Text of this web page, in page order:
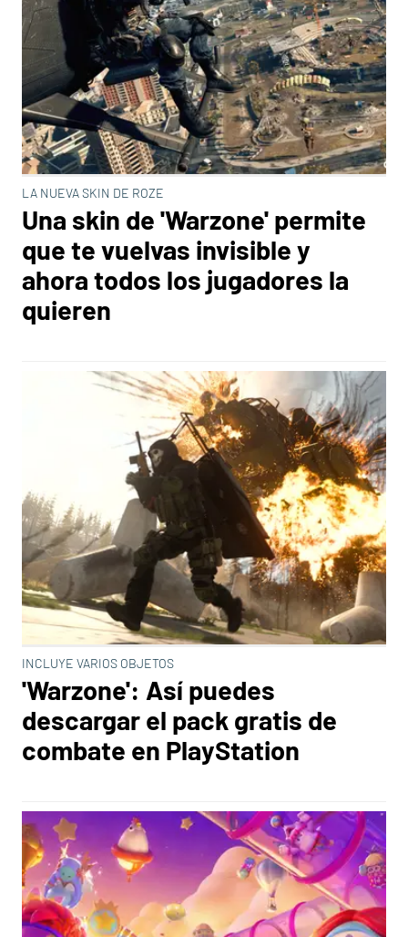
LA NUEVA SKIN DE ROZE
Una skin de 'Warzone' permite
que te vuelvas invisible y
ahora todos los jugadores la
quieren
INCLUYE VARIOS OBJETOS
'Warzone': Así puedes
descargar el pack gratis de
combate en PlayStation